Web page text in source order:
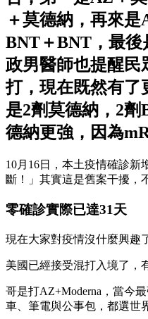
＋莫德納，再來
BNT＋BNT，最後
政男醫師也提醒民
打，現在既然有了
是2劑莫德納，2
德納更強，因為
10月16日，本土疫情確診新
斷！」其實這是舊案干擾，
零確診實際已達31天
現在大家對疫情沒什麼興趣
美國已經接受混打入境了，
哥是打AZ+Moderna，當今
車、筆電與公事包，都選世